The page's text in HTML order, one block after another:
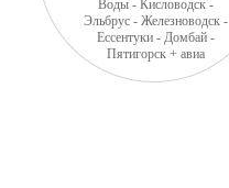
Воды - Кисловодск -
Эльбрус - Железноводск -
Ессентуки - Домбай -
Пятигорск + авиа